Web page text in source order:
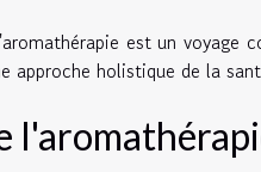
est un voyage
approche holistique de la